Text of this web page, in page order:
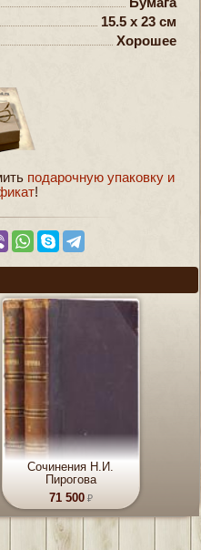
15.5 x 23 см
Хорошее
подарочную упаковку и
!
Сочинения Н.И.
Пирогова
71 500